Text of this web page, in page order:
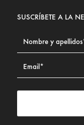
SUSCRÍBETE A LA